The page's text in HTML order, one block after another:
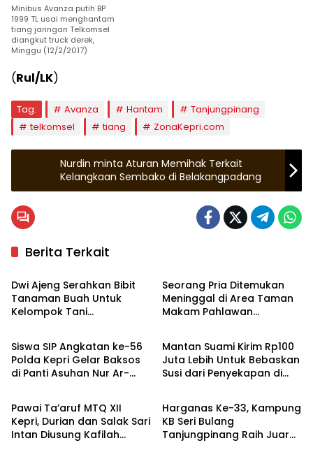
Minibus Avanza putih BP
1999 TL usai menghantam
tiang jaringan Telkomsel
diangkut truck derek,
Minggu (12/2/2017)
(Rul/LK)
Tag: Avanza Hantam
Tanjungpinang
telkomsel
tiang ZonaKepri.com
Nurdin minta Aturan Memihak Terkait
Kelangkaan Sembako di Belakangpadang
Berita Terkait
Tanjungpinang
Dwi Ajeng Serahkan Bibit
Tanaman Buah Untuk
Kelompok Tani
Seorang Pria Ditemukan
Meninggal di Area Taman
Makam Pahlawan
Tanjungpinang
Siswa SIP Angkatan ke-56
Polda Kepri Gelar Baksos
di Panti Asuhan Nur Ar-
Hukrim
Mantan Suami Kirim Rp100
Juta Lebih Untuk Bebaskan
Susi dari Penyekapan di
Bintan
Pawai Ta’aruf MTQ XII
Kepri, Durian dan Salak Sari
Intan Diusung Kafilah
Tanjungpinang
Harganas Ke-33, Kampung
KB Seri Bulang
Tanjungpinang Raih Juara